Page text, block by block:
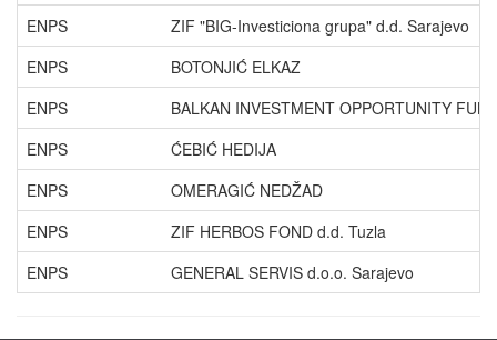
ENPS
ZIF "BIG-Investiciona grupa" d.d. Sarajevo
ENPS
BOTONJIĆ ELKAZ
ENPS
BALKAN INVESTMENT OPPORTUNITY
ENPS
ĆEBIĆ HEDIJA
ENPS
OMERAGIĆ NEDŽAD
ENPS
ZIF HERBOS FOND d.d. Tuzla
ENPS
GENERAL SERVIS d.o.o. Sarajevo